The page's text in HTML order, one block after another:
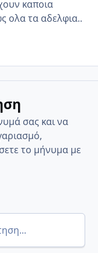
καποια
ολα τα αδελφια..
σας και να
το μήνυμα με